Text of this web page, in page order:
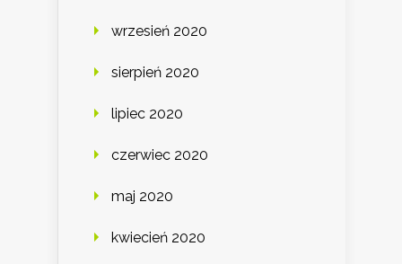
wrzesień 2020
sierpień 2020
lipiec 2020
czerwiec 2020
maj 2020
kwiecień 2020